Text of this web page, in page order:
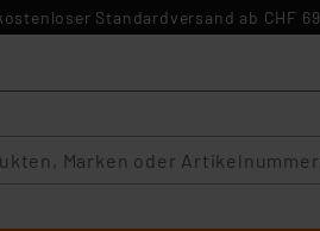
Standardversand ab CHF